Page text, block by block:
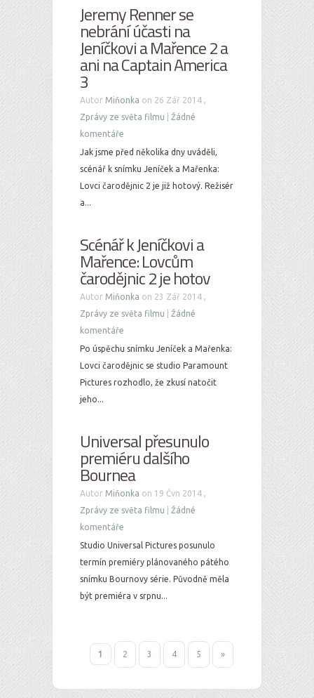
Jeremy Renner se
nebrání účasti na
Jeníčkovi a Mařence 2 a
ani na Captain America
3
Autor Miňonka on 26 Zář 2014 ,
Zprávy ze světa filmu
Žádné
komentáře
Jak jsme před několika dny uváděli,
scénář k snímku Jeníček a Mařenka:
Lovci čarodějnic 2 je již hotový. Režisér
a...
Scénář k Jeníčkovi a
Mařence: Lovcům
čarodějnic 2 je hotov
Autor Miňonka on 23 Zář 2014 ,
Zprávy ze světa filmu
Žádné
komentáře
Po úspěchu snímku Jeníček a Mařenka:
Lovci čarodějnic se studio Paramount
Pictures rozhodlo, že zkusí natočit
jeho...
Universal přesunulo
premiéru dalšího
Bournea
Autor Miňonka on 19 Čvn 2014 ,
Zprávy ze světa filmu
Žádné
komentáře
Studio Universal Pictures posunulo
termín premiéry plánovaného pátého
snímku Bournovy série. Původně měla
být premiéra v srpnu...
1 2 3 4 5 »